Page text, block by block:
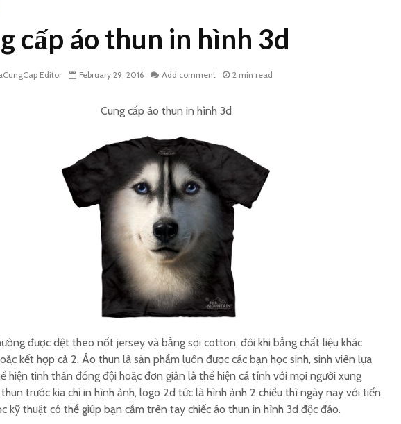
cấp áo thun in hình 3d
Editor February 29, 2016 Add comment 2 min read
Cung cấp áo thun in hình 3d
được dệt theo nốt jersey và bằng sợi cotton, đôi khi bằng chất liệu khác
kết hợp cả 2. Áo thun là sản phẩm luôn được các bạn học sinh, sinh viên lựa
hiện tinh thần đồng đội hoặc đơn giản là thể hiện cá tính với mọi người xung
trước kia chỉ in hình ảnh, logo 2d tức là hình ảnh 2 chiều thì ngày nay với tiến
kỹ thuật có thể giúp bạn cầm trên tay chiếc áo thun in hình 3d độc đáo.